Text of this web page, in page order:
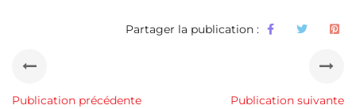
Partager la publication :
Publication précédente
Publication suivante